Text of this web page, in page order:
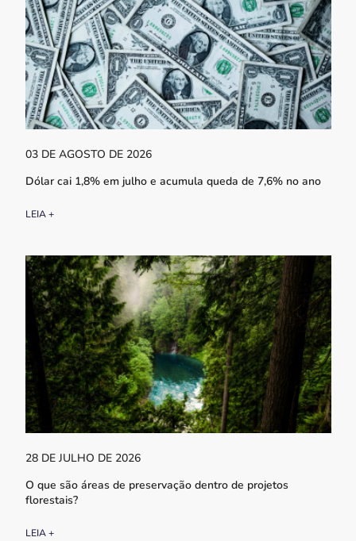
03 DE AGOSTO DE 2026
Dólar cai 1,8% em julho e acumula queda de 7,6% no ano
LEIA +
28 DE JULHO DE 2026
O que são áreas de preservação dentro de projetos
florestais?
LEIA +